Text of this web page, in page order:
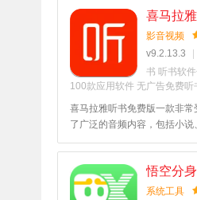
喜马拉
影音视频
v9.2.13.3
书 听书软
100款应用软件 无广告免费听
喜马拉雅听书免费版一款非
了广泛的音频内容，包括小
以根据自己的喜好创建自定
悟空分
系统工具